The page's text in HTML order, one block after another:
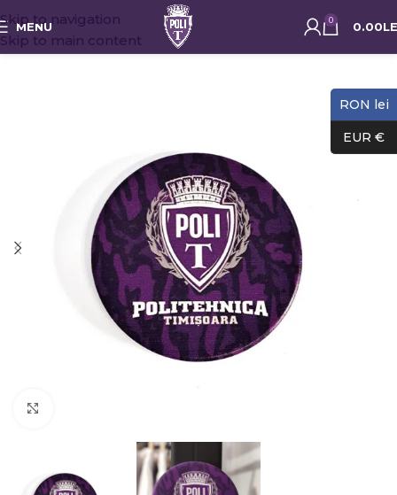
Skip to navigation
Skip to main content
MENU 0 0.00
RON lei
EUR €